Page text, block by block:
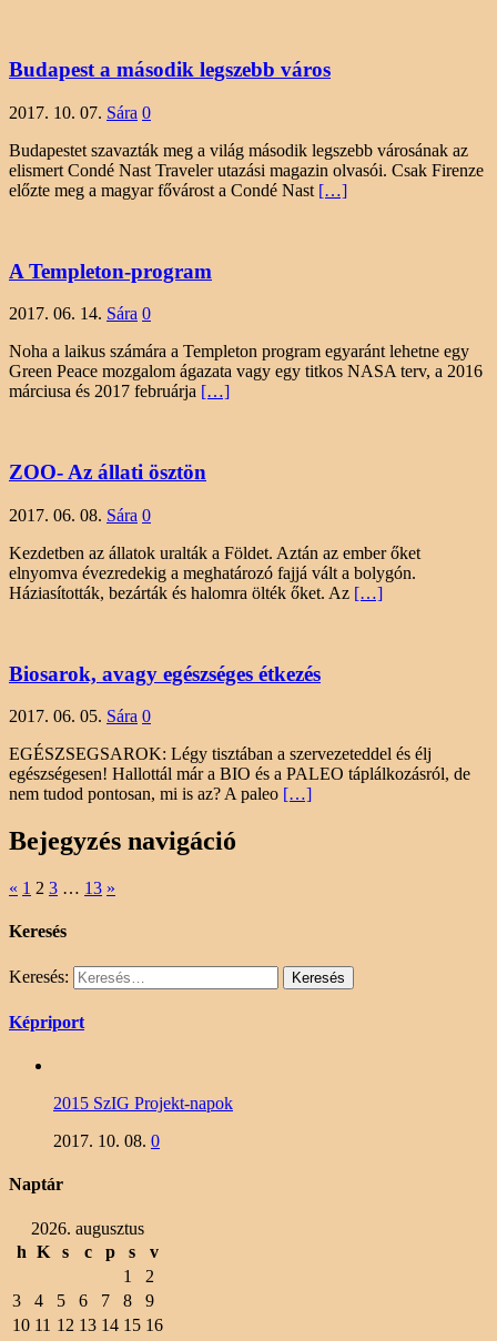
Budapest a második legszebb város
2017. 10. 07. Sára 0
Budapestet szavazták meg a világ második legszebb városának az
elismert Condé Nast Traveler utazási magazin olvasói. Csak Firenze
előzte meg a magyar fővárost a Condé Nast […]
A Templeton-program
2017. 06. 14. Sára 0
Noha a laikus számára a Templeton program egyaránt lehetne egy
Green Peace mozgalom ágazata vagy egy titkos NASA terv, a 2016
márciusa és 2017 februárja […]
ZOO- Az állati ösztön
2017. 06. 08. Sára 0
Kezdetben az állatok uralták a Földet. Aztán az ember őket
elnyomva évezredekig a meghatározó fajjá vált a bolygón.
Háziasították, bezárták és halomra ölték őket. Az […]
Biosarok, avagy egészséges étkezés
2017. 06. 05. Sára 0
EGÉSZSEGSAROK: Légy tisztában a szervezeteddel és élj
egészségesen! Hallottál már a BIO és a PALEO táplálkozásról, de
nem tudod pontosan, mi is az? A paleo […]
Bejegyzés navigáció
« 1 2 3 … 13 »
Keresés
Keresés:
Képriport
2015 SzIG Projekt-napok
2017. 10. 08. 0
Naptár
2026. augusztus
h K s c p s
v
1
2
3
4 5 6 7 8
9
10 11 12 13 14 15 16